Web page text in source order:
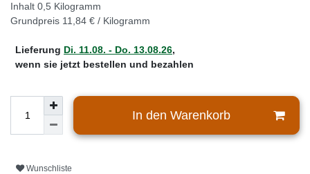
Inhalt 0,5 Kilogramm
Grundpreis 11,84 € / Kilogramm
Lieferung Di. 11.08. - Do. 13.08.26,
wenn sie jetzt bestellen und bezahlen
In den Warenkorb
Wunschliste